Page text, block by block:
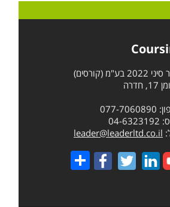
בע"מ (קורסים)
חדרה
leader@leaderltd.co.il
Share